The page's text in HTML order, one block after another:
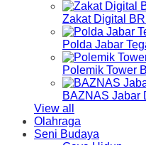
Zakat Digital
Polda Jabar
Polemik Tower
BAZNAS Jabar
View all
Olahraga
Seni Budaya